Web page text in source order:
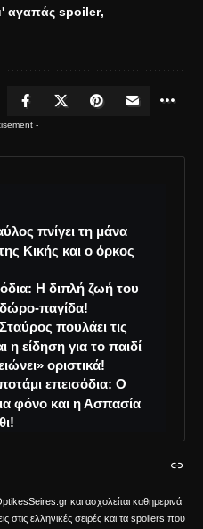
αγαπάς spoiler
-
πνίγει τη μάνα
Κικής και ο όρκος
Η διπλή ζωή του
παγίδα!
πουλάει τις
η είδηση για το παιδί
οριστικά!
επεισόδια: Ο
φόνο και η Ασπασία
και ασχολείται καθημερινά
στις ελληνικές σειρές και τα spoilers που